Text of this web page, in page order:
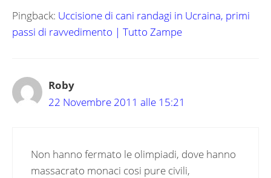
Pingback: Uccisione di cani randagi in Ucraina, primi
passi di ravvedimento | Tutto Zampe
Roby
22 Novembre 2011 alle 15:21
Non hanno fermato le olimpiadi, dove hanno
massacrato monaci cosi pure civili,